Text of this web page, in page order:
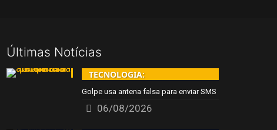
Últimas Notícias
TECNOLOGIA:
Golpe usa antena falsa para enviar SMS
06/08/2026